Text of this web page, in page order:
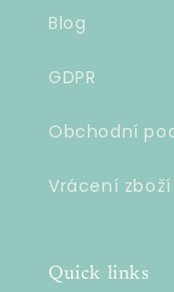
Blog
GDPR
Obchodní
Vrácení zboží
Quick links